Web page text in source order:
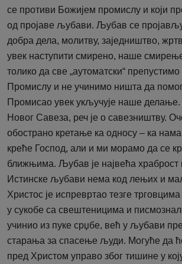
се противи Божијем промислу и који
од пројаве љубави. Љубав се
добра дела, молитву, заједништво,
увек наступити смирено, наше
толико да све „аутоматски“
Промислу и не учинимо ништа да
Промисао увек укључује наше
Новог Савеза, реч је о савезништву.
обострано кретање ка односу – ка
креће Господ, али и ми морамо да се
ближњима. Љубав је највећа храброст
Истинске љубави нема код лењих и
Христос је испревртао тезге
у сукобе са свештеницима и
учинио из пуке срџбе, већ у љубави
старања за спасење људи. Могуће да
пред Христом управо због тишине у